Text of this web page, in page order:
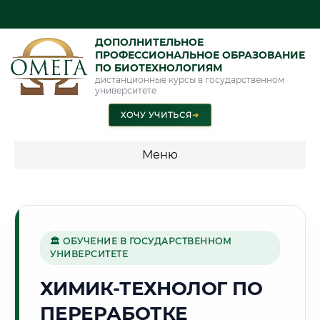
ДОПОЛНИТЕЛЬНОЕ
ПРОФЕССИОНАЛЬНОЕ ОБРАЗОВАНИЕ
ПО БИОТЕХНОЛОГИЯМ
дистанционные курсы в государственном
университете
ХОЧУ УЧИТЬСЯ➜
Меню
🏢
Г. МЫТИЩИ
🏛 ОБУЧЕНИЕ В ГОСУДАРСТВЕННОМ
УНИВЕРСИТЕТЕ
ХИМИК-ТЕХНОЛОГ ПО
ПЕРЕРАБОТКЕ